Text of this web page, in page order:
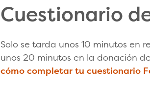
Cuestionario
Solo se tarda unos 10 minutos en
unos 20 minutos en la donación
cómo completar tu cuestionario